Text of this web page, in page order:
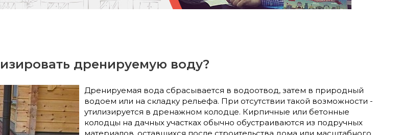
дренируемую воду?
Дренируемая вода сбрасывается в водоотвод, затем в природный
водоем или на складку рельефа. При отсутствии такой возможности -
утилизируется в дренажном колодце. Кирпичные или бетонные
колодцы на дачных участках обычно обустраиваются из подручных